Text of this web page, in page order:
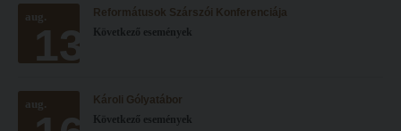
Minőségbiztosítás
Oktatóink
Rektori utasítások
Hitélet
Pedagógusképző Intézet
aug.
13
Reformátusok Szárszói Konferenciája
Következő események
aug.
Károli Gólyatábor
Következő események